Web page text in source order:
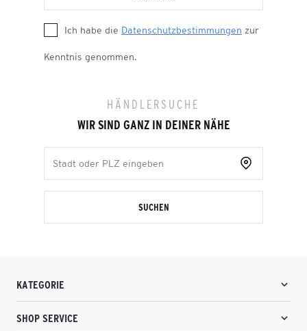
Ich habe die Datenschutzbestimmungen zur
Kenntnis genommen.
HÄNDLERSUCHE
WIR SIND GANZ IN DEINER NÄHE
SUCHEN
KATEGORIE
SHOP SERVICE